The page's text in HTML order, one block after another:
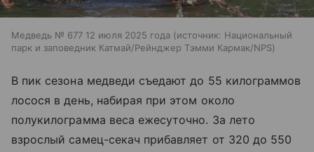
Медведь № 677 12 июля 2025 года источник: Национальный
парк и заповедник Катмай/Рейнджер Тэмми Кармак/NPS
В пик сезона медведи съедают до 55 килограммов
лосося в день, набирая при этом около
полукилограмма веса ежесуточно. За лето
взрослый самец-секач прибавляет от 320 до 550